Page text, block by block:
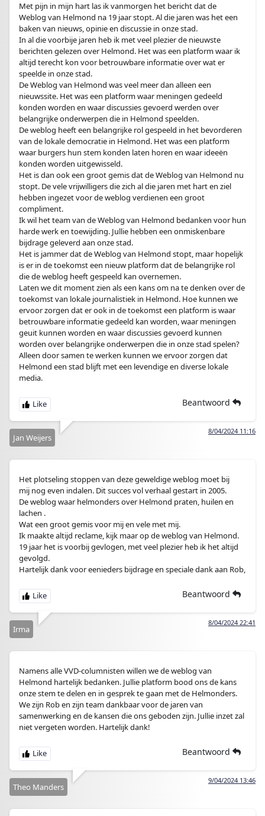
Met pijn in mijn hart las ik vanmorgen het bericht dat de
Weblog van Helmond na 19 jaar stopt. Al die jaren was het een
baken van nieuws, opinie en discussie in onze stad.
In al die voorbije jaren heb ik met veel plezier de nieuwste
berichten gelezen over Helmond. Het was een platform waar ik
altijd terecht kon voor betrouwbare informatie over wat er
speelde in onze stad.
De Weblog van Helmond was veel meer dan alleen een
nieuwssite. Het was een platform waar meningen gedeeld
konden worden en waar discussies gevoerd werden over
belangrijke onderwerpen die in Helmond speelden.
De weblog heeft een belangrijke rol gespeeld in het bevorderen
van de lokale democratie in Helmond. Het was een platform
waar burgers hun stem konden laten horen en waar ideeën
konden worden uitgewisseld.
Het is dan ook een groot gemis dat de Weblog van Helmond nu
stopt. De vele vrijwilligers die zich al die jaren met hart en ziel
hebben ingezet voor de weblog verdienen een groot
compliment.
Ik wil het team van de Weblog van Helmond bedanken voor hun
harde werk en toewijding. Jullie hebben een onmiskenbare
bijdrage geleverd aan onze stad.
Het is jammer dat de Weblog van Helmond stopt, maar hopelijk
is er in de toekomst een nieuw platform dat de belangrijke rol
die de weblog heeft gespeeld kan overnemen.
Laten we dit moment zien als een kans om na te denken over de
toekomst van lokale journalistiek in Helmond. Hoe kunnen we
ervoor zorgen dat er ook in de toekomst een platform is waar
betrouwbare informatie gedeeld kan worden, waar meningen
geuit kunnen worden en waar discussies gevoerd kunnen
worden over belangrijke onderwerpen die in onze stad spelen?
Alleen door samen te werken kunnen we ervoor zorgen dat
Helmond een stad blijft met een levendige en diverse lokale
media.
Beantwoord
8/04/2024 11:16
Jan Weijers
Het plotseling stoppen van deze geweldige weblog moet bij
mij nog even indalen. Dit succes vol verhaal gestart in 2005.
De weblog waar helmonders over Helmond praten, huilen en
lachen .
Wat een groot gemis voor mij en vele met mij.
Ik maakte altijd reclame, kijk maar op de weblog van Helmond.
19 jaar het is voorbij gevlogen, met veel plezier heb ik het altijd
gevolgd.
Hartelijk dank voor eenieders bijdrage en speciale dank aan Rob,
Beantwoord
8/04/2024 22:41
Irma
Namens alle VVD-columnisten willen we de weblog van
Helmond hartelijk bedanken. Jullie platform bood ons de kans
onze stem te delen en in gesprek te gaan met de Helmonders.
We zijn Rob en zijn team dankbaar voor de jaren van
samenwerking en de kansen die ons geboden zijn. Jullie inzet zal
niet vergeten worden. Hartelijk dank!
Beantwoord
9/04/2024 13:46
Theo Manders